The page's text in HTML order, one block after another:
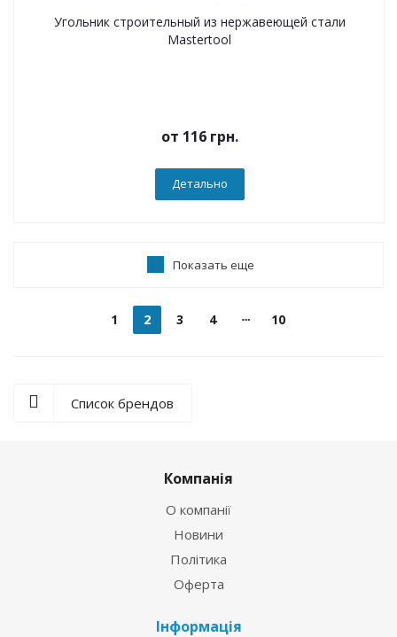
Угольник строительный из нержавеющей стали
Mastertool
от 116 грн.
Детально
Показать еще
1 2 3 4 10
Список брендов
Компанія
О компанії
Новини
Політика
Оферта
Інформація